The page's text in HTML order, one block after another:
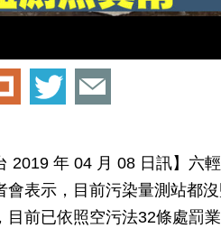
2019 年 04 月 08 日訊】六
會表示，目前污染量測站都
目前已依照空污法32條處罰